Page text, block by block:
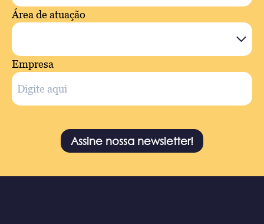
Área de atuação
Empresa
Assine nossa newsletter!